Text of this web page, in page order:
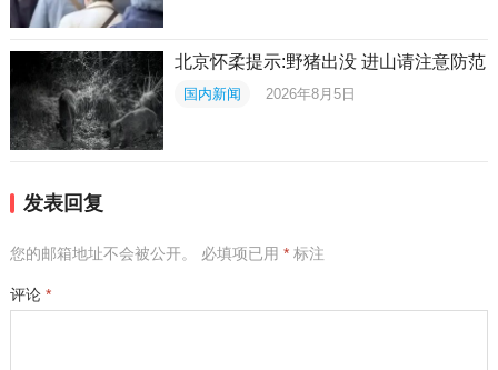
北京怀柔提示:野猪出没 进山请注意防范
国内新闻 2026年8月5日
发表回复
您的邮箱地址不会被公开。 必填项已用 *标注
评论 *